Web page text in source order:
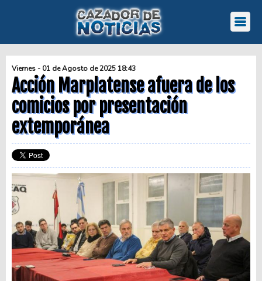
Viernes - 01 de Agosto de 2025 18:43
Acción Marplatense afuera de los
comicios por presentación
extemporánea